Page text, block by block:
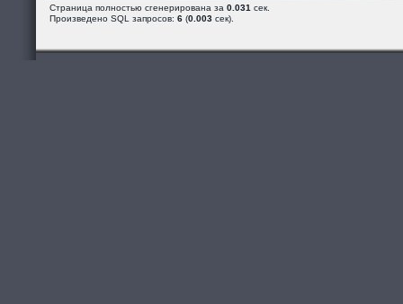
Страница полностью сгенерирована за 0.031 сек.
Произведено SQL запросов: 6 (0.003 сек).